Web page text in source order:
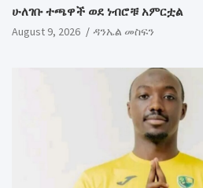
ሁለገቡ ተጫዋች ወደ ነብሮቹ አምርቷል
August 9, 2026 ዳንኤል መስፍን